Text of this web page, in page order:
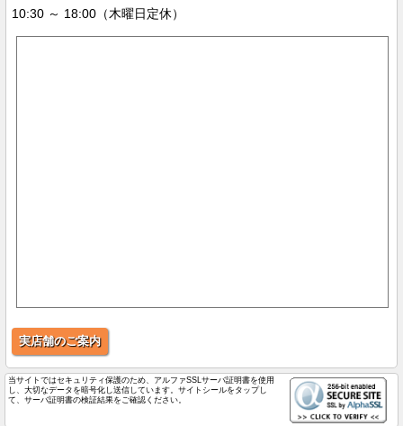
10:30 ～ 18:00（木曜日定休）
実店舗のご案内
当サイトではセキュリティ保護のため、アルファSSLサーバ証明書を使用
し、大切なデータを暗号化し送信しています。サイトシールをタップし
て、サーバ証明書の検証結果をご確認ください。